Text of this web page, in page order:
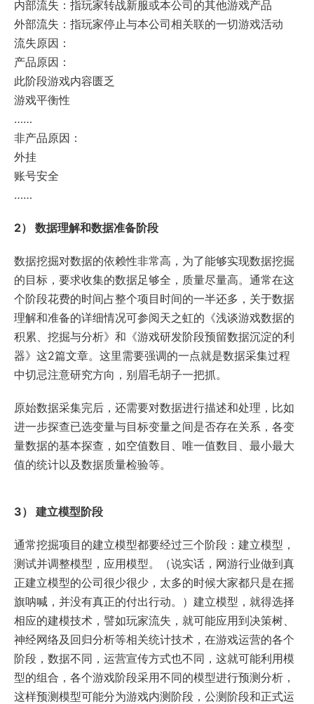
内部流失：指玩家转战新服或本公司的其他游戏产品
外部流失：指玩家停止与本公司相关联的一切游戏活动
流失原因：
产品原因：
此阶段游戏内容匮乏
游戏平衡性
……
非产品原因：
外挂
账号安全
……
2） 数据理解和数据准备阶段
数据挖掘对数据的依赖性非常高，为了能够实现数据挖掘
的目标，要求收集的数据足够全，质量尽量高。通常在这
个阶段花费的时间占整个项目时间的一半还多，关于数据
理解和准备的详细情况可参阅天之虹的《浅谈游戏数据的
积累、挖掘与分析》和《游戏研发阶段预留数据沉淀的利
器》这2篇文章。这里需要强调的一点就是数据采集过程
中切忌注意研究方向，别眉毛胡子一把抓。
原始数据采集完后，还需要对数据进行描述和处理，比如
进一步探查已选变量与目标变量之间是否存在关系，各变
量数据的基本探查，如空值数目、唯一值数目、最小最大
值的统计以及数据质量检验等。
3） 建立模型阶段
通常挖掘项目的建立模型都要经过三个阶段：建立模型，
测试并调整模型，应用模型。（说实话，网游行业做到真
正建立模型的公司很少很少，太多的时候大家都只是在摇
旗呐喊，并没有真正的付出行动。）建立模型，就得选择
相应的建模技术，譬如玩家流失，就可能应用到决策树、
神经网络及回归分析等相关统计技术，在游戏运营的各个
阶段，数据不同，运营宣传方式也不同，这就可能利用模
型的组合，各个游戏阶段采用不同的模型进行预测分析，
这样预测模型可能分为游戏内测阶段，公测阶段和正式运